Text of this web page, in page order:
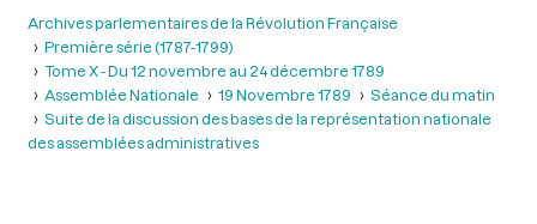
Archives parlementaires de la Révolution Française
Première série (1787-1799)
Tome X - Du 12 novembre au 24 décembre 1789
Assemblée Nationale
19 Novembre 1789
Séance du matin
Suite de la discussion des bases de la représentation nationale
des assemblées administratives